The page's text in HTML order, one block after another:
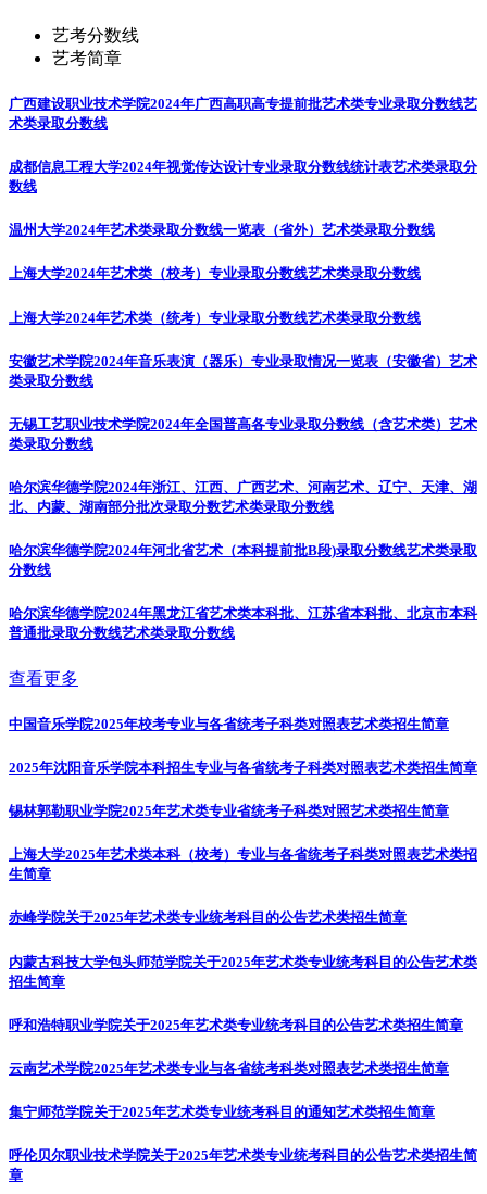
艺考分数线
艺考简章
广西建设职业技术学院2024年广西高职高专提前批艺术类专业录取分数线艺
术类录取分数线
成都信息工程大学2024年视觉传达设计专业录取分数线统计表艺术类录取分
数线
温州大学2024年艺术类录取分数线一览表（省外） 艺术类录取分数线
上海大学2024年艺术类（校考）专业录取分数线艺术类录取分数线
上海大学2024年艺术类（统考）专业录取分数线艺术类录取分数线
安徽艺术学院2024年音乐表演（器乐）专业录取情况一览表（安徽省） 艺术
类录取分数线
无锡工艺职业技术学院2024年全国普高各专业录取分数线（含艺术类） 艺术
类录取分数线
哈尔滨华德学院2024年浙江、江西、广西艺术、河南艺术、辽宁、天津、湖
北、内蒙、湖南部分批次录取分数艺术类录取分数线
哈尔滨华德学院2024年河北省艺术（本科提前批B段)录取分数线艺术类录取
分数线
哈尔滨华德学院2024年黑龙江省艺术类本科批、江苏省本科批、北京市本科
普通批录取分数线艺术类录取分数线
查看更多
中国音乐学院2025年校考专业与各省统考子科类对照表艺术类招生简章
2025年沈阳音乐学院本科招生专业与各省统考子科类对照表艺术类招生简章
锡林郭勒职业学院2025年艺术类专业省统考子科类对照艺术类招生简章
上海大学2025年艺术类本科（校考）专业与各省统考子科类对照表艺术类招
生简章
赤峰学院关于2025年艺术类专业统考科目的公告艺术类招生简章
内蒙古科技大学包头师范学院关于2025年艺术类专业统考科目的公告艺术类
招生简章
呼和浩特职业学院关于2025年艺术类专业统考科目的公告艺术类招生简章
云南艺术学院2025年艺术类专业与各省统考科类对照表艺术类招生简章
集宁师范学院关于2025年艺术类专业统考科目的通知艺术类招生简章
呼伦贝尔职业技术学院关于2025年艺术类专业统考科目的公告艺术类招生简
章